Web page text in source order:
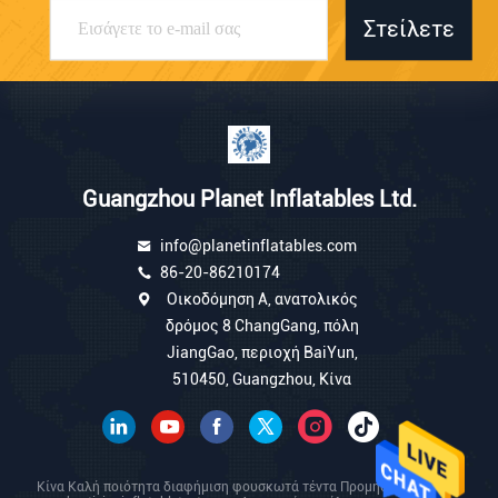
Στείλετε
Guangzhou Planet Inflatables Ltd.
info@planetinflatables.com
86-20-86210174
Οικοδόμηση Α, ανατολικός
δρόμος 8 ChangGang, πόλη
JiangGao, περιοχή BaiYun,
510450, Guangzhou, Κίνα
Κίνα Καλή ποιότητα διαφήμιση φουσκωτά τέντα Προμηθευτής. 2026